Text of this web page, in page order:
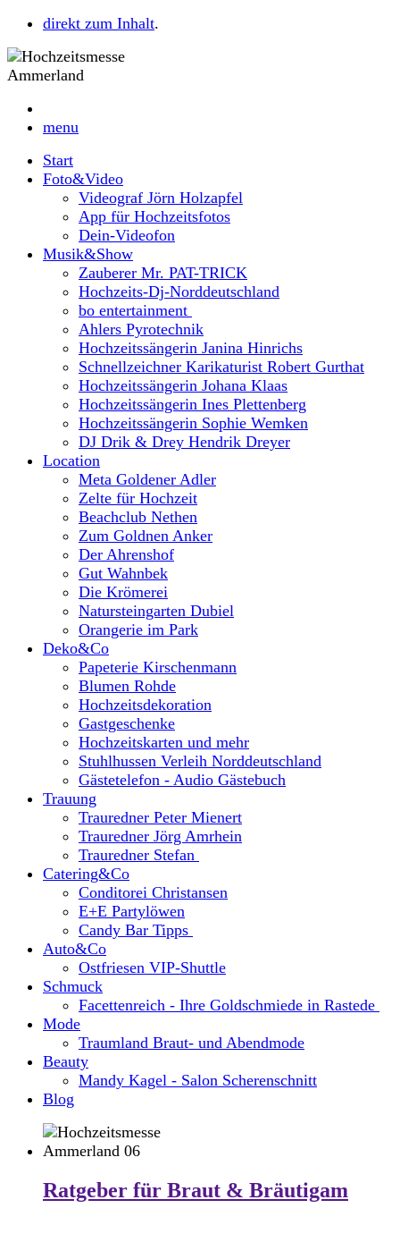
direkt zum Inhalt.
menu
Start
Foto&Video
Videograf Jörn Holzapfel
App für Hochzeitsfotos
Dein-Videofon
Musik&Show
Zauberer Mr. PAT-TRICK
Hochzeits-Dj-Norddeutschland
bo entertainment
Ahlers Pyrotechnik
Hochzeitssängerin Janina Hinrichs
Schnellzeichner Karikaturist Robert Gurthat
Hochzeitssängerin Johana Klaas
Hochzeitssängerin Ines Plettenberg
Hochzeitssängerin Sophie Wemken
DJ Drik & Drey Hendrik Dreyer
Location
Meta Goldener Adler
Zelte für Hochzeit
Beachclub Nethen
Zum Goldnen Anker
Der Ahrenshof
Gut Wahnbek
Die Krömerei
Natursteingarten Dubiel
Orangerie im Park
Deko&Co
Papeterie Kirschenmann
Blumen Rohde
Hochzeitsdekoration
Gastgeschenke
Hochzeitskarten und mehr
Stuhlhussen Verleih Norddeutschland
Gästetelefon - Audio Gästebuch
Trauung
Trauredner Peter Mienert
Trauredner Jörg Amrhein
Trauredner Stefan
Catering&Co
Conditorei Christansen
E+E Partylöwen
Candy Bar Tipps
Auto&Co
Ostfriesen VIP-Shuttle
Schmuck
Facettenreich - Ihre Goldschmiede in Rastede
Mode
Traumland Braut- und Abendmode
Beauty
Mandy Kagel - Salon Scherenschnitt
Blog
Ratgeber für Braut & Bräutigam